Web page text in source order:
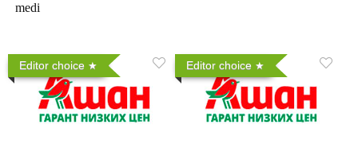
medi
Editor choice Editor choice